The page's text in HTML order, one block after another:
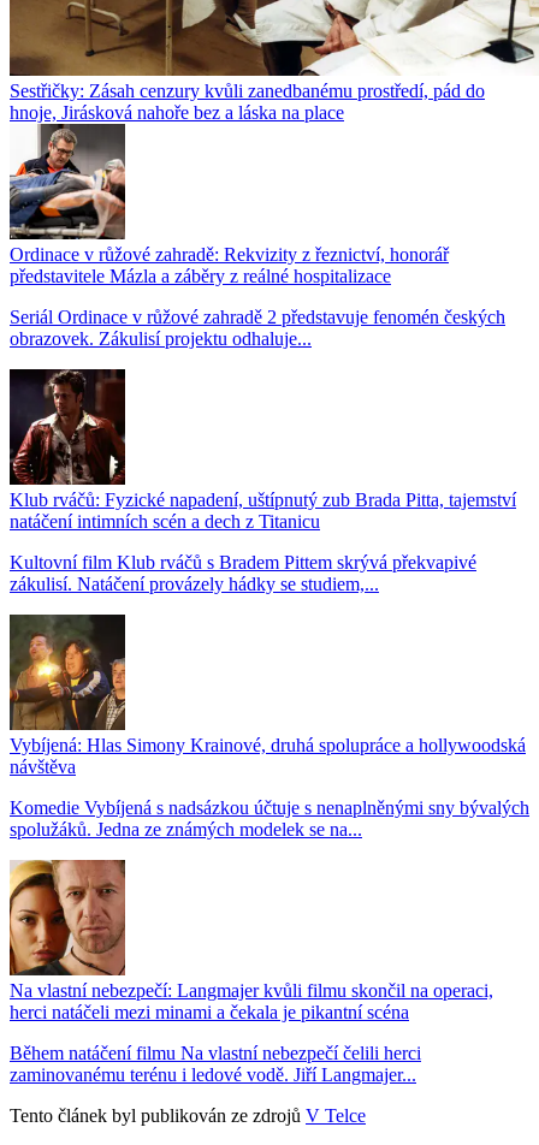
Sestřičky: Zásah cenzury kvůli zanedbanému prostředí, pád do
hnoje, Jirásková nahoře bez a láska na place
Ordinace v růžové zahradě: Rekvizity z řeznictví, honorář
představitele Mázla a záběry z reálné hospitalizace
Seriál Ordinace v růžové zahradě 2 představuje fenomén českých
obrazovek. Zákulisí projektu odhaluje...
Klub rváčů: Fyzické napadení, uštípnutý zub Brada Pitta, tajemství
natáčení intimních scén a dech z Titanicu
Kultovní film Klub rváčů s Bradem Pittem skrývá překvapivé
zákulisí. Natáčení provázely hádky se studiem,...
Vybíjená: Hlas Simony Krainové, druhá spolupráce a hollywoodská
návštěva
Komedie Vybíjená s nadsázkou účtuje s nenaplněnými sny bývalých
spolužáků. Jedna ze známých modelek se na...
Na vlastní nebezpečí: Langmajer kvůli filmu skončil na operaci,
herci natáčeli mezi minami a čekala je pikantní scéna
Během natáčení filmu Na vlastní nebezpečí čelili herci
zaminovanému terénu i ledové vodě. Jiří Langmajer...
Tento článek byl publikován ze zdrojů V Telce